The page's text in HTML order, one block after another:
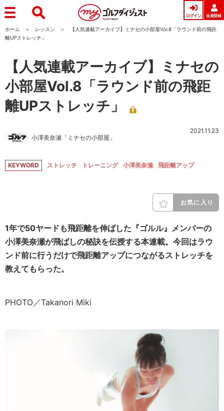
ログイン 会員登録
ホーム レッスン
【人気連載アーカイブ】ミナセの小部屋Vol.8「ラウンド前の飛距
離UPストレッチ」
【人気連載アーカイブ】ミナセの
小部屋Vol.8「ラウンド前の飛距
離UPストレッチ」
小澤美奈瀬「ミナセの小部屋」
2021.11.23
KEYWORD ストレッチ トレーニング 小澤美奈瀬 飛距離アップ
お気に入り
1年で50ヤードも飛距離を伸ばした『ゴルル』メンバーの
小澤美奈瀬が飛ばしの秘訣を伝授する本連載。今回はラウ
ンド前に行うだけで飛距離アップにつながるストレッチを
教えてもらった。
PHOTO／Takanori Miki